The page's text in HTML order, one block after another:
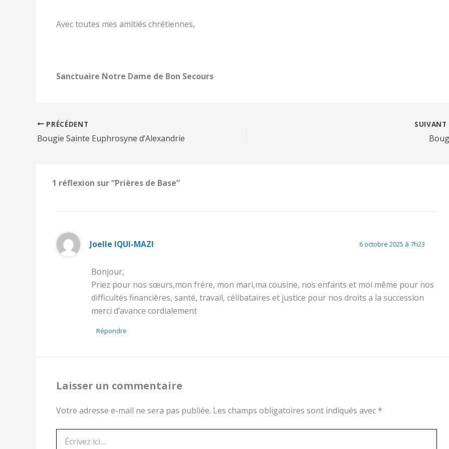
Avec toutes mes amitiés chrétiennes,
Sanctuaire Notre Dame de Bon Secours
PRÉCÉDENT
Bougie Sainte Euphrosyne d’Alexandrie
SUIVANT
1 réflexion sur “Prières de Base”
Joelle IQUI-MAZI 6 octobre 2025 à 7h23
Bonjour,
Priez pour nos sœurs,mon frère, mon mari,ma cousine, nos enfants et moi même pour nos
difficultés financières, santé, travail, célibataires et justice pour nos droits a la succession
merci d’avance cordialement
Répondre
Laisser un commentaire
Votre adresse e-mail ne sera pas publiée. Les champs obligatoires sont indiqués avec *
ici…